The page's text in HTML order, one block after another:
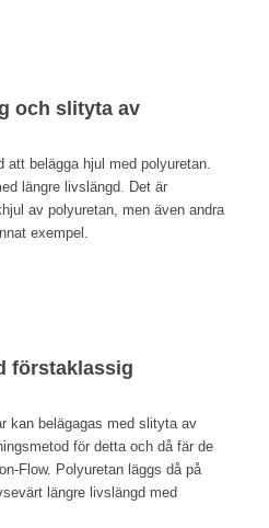
och slityta av
att belägga hjul med polyuretan.
längre livslängd. Det är
av polyuretan, men även andra
exempel.
förstaklassig
kan belägagas med slityta av
för detta och då fär de
Flow. Polyuretan läggs då på
längre livslängd med